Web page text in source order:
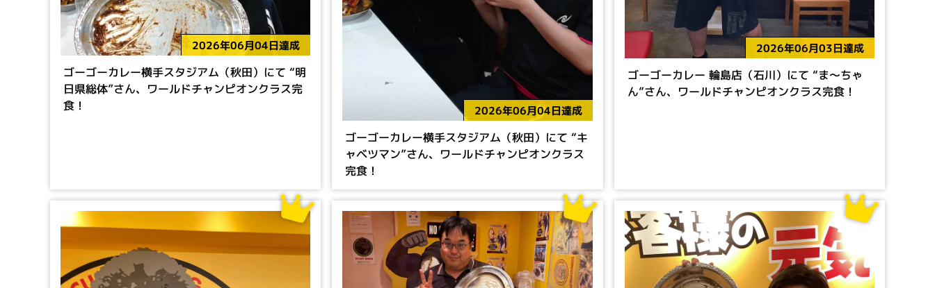
2026年06月04日達成
ゴーゴーカレー横手スタジアム（秋田）にて “明
日県総体”さん、ワールドチャンピオンクラス完
食！ 2026年06月04日達成
ゴーゴーカレー横手スタジアム（秋田）にて “キ
ャベツマン”さん、ワールドチャンピオンクラス
完食！
2026年06月03日達成
ゴーゴーカレー 輪島店（石川）にて “ま～ちゃ
ん”さん、ワールドチャンピオンクラス完食！